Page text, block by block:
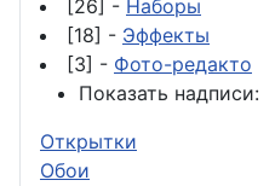
[26] - Наборы
[18] - Эффекты
[3] - Фото-редакто
Показать надписи:
Открытки
Обои